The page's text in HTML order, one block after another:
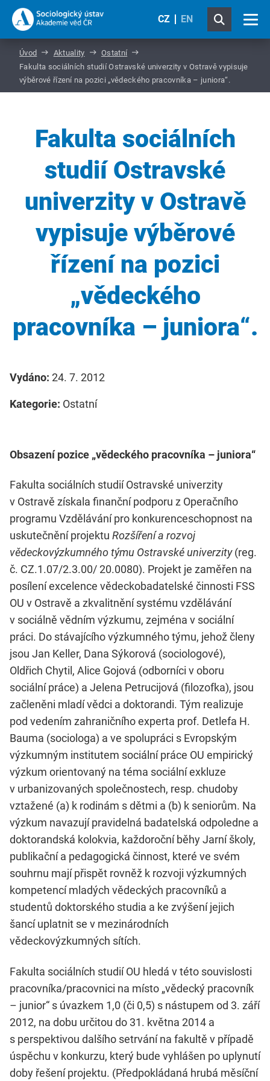
CZ EN
Úvod Aktuality
Ostatní
Fakulta sociálních studií Ostravské univerzity v Ostravě vypisuje
výběrové řízení na pozici „vědeckého pracovníka – juniora“.
Fakulta sociálních
studií Ostravské
univerzity v Ostravě
vypisuje výběrové
řízení na pozici
„vědeckého
pracovníka – juniora“.
Vydáno: 24. 7. 2012
Kategorie: Ostatní
Obsazení pozice „vědeckého pracovníka – juniora“
Fakulta sociálních studií Ostravské univerzity
v Ostravě získala finanční podporu z Operačního
programu Vzdělávání pro konkurenceschopnost na
uskutečnění projektu Rozšíření a rozvoj
vědeckovýzkumného týmu Ostravské univerzity (reg.
č. CZ.1.07/2.3.00/ 20.0080). Projekt je zaměřen na
posílení excelence vědeckobadatelské činnosti FSS
OU v Ostravě a zkvalitnění systému vzdělávání
v sociálně vědním výzkumu, zejména v sociální
práci. Do stávajícího výzkumného týmu, jehož členy
jsou Jan Keller, Dana Sýkorová (sociologové),
Oldřich Chytil, Alice Gojová (odborníci v oboru
sociální práce) a Jelena Petrucijová (filozofka), jsou
začleněni mladí vědci a doktorandi. Tým realizuje
pod vedením zahraničního experta prof. Detlefa H.
Bauma (sociologa) a ve spolupráci s Evropským
výzkumným institutem sociální práce OU empirický
výzkum orientovaný na téma sociální exkluze
v urbanizovaných společnostech, resp. chudoby
vztažené (a) k rodinám s dětmi a (b) k seniorům. Na
výzkum navazují pravidelná badatelská odpoledne a
doktorandská kolokvia, každoroční běhy Jarní školy,
publikační a pedagogická činnost, které ve svém
souhrnu mají přispět rovněž k rozvoji výzkumných
kompetencí mladých vědeckých pracovníků a
studentů doktorského studia a ke zvýšení jejich
šancí uplatnit se v mezinárodních
vědeckovýzkumných sítích.
Fakulta sociálních studií OU hledá v této souvislosti
pracovníka/pracovnici na místo „vědecký pracovník
– junior“ s úvazkem 1,0 (či 0,5) s nástupem od 3. září
2012, na dobu určitou do 31. května 2014 a
s perspektivou dalšího setrvání na fakultě v případě
úspěchu v konkurzu, který bude vyhlášen po uplynutí
doby řešení projektu. (Předpokládaná hrubá měsíční